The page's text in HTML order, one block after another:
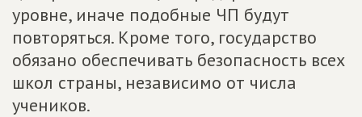
уровне, иначе подобные ЧП будут
повторяться. Кроме того, государство
обязано обеспечивать безопасность всех
школ страны, независимо от числа
учеников.